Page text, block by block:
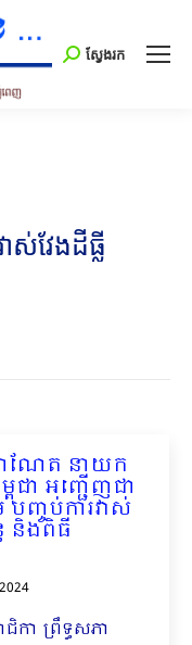
Search:
ស្វែងរក
ាស់វែងដីធ្លី
ាណែត នាយក
ពុជា អញ្ជើញជា
ញ្ចប់ការវាស់
និងពិធី
ា ព្រឹទ្ធសភា